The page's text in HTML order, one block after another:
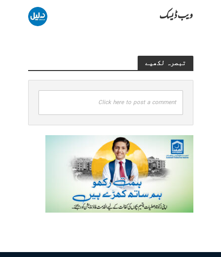
ویب ڈیسک
تبصرہ لکھیے
Click here to post a comment